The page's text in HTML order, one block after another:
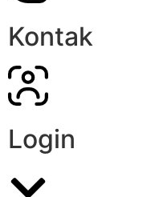
Kontak
Login